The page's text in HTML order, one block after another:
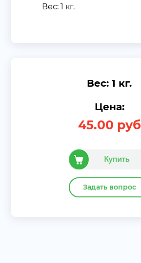
Вес: 1 кг.
Вес: 1 кг.
Цена:
45.00 руб
Задать вопрос